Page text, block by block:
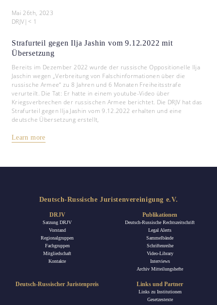
Mai 26th, 2023
DRJV| < 1
Strafurteil gegen Ilja Jashin vom 9.12.2022 mit
Übersetzung
Bereits im Dezember 2022 wurde der russische Oppositionelle Ilja
Jaschin wegen „Verbreitung von Falschinformationen über die
russische Armee“ zu 8 Jahren und 6 Monaten Freiheitsstrafe
verurteilt. Die Tat: Er hatte in einem youtube-Video über
Kriegsverbrechen der russischen Armee berichtet. Die DRJV hat das
Strafurteil gegen Ilja Jashin vom 9.12.2022 erhalten und eine
deutsche Übersetzung erstellt,
Learn more
Deutsch-Russische Juristenvereinigung e.V.
DRJV
Satzung DRJV
Vorstand
Regionalgruppen
Fachgruppen
Mitgliedschaft
Kontakte
Publikationen
Deutsch-Russische Rechtszeitschrift
Legal Alerts
Sammelbände
Schriftenreihe
Video-Library
Interviews
Archiv Mitteilungshefte
Deutsch-Russischer Juristenpreis Links und Partner
Links zu Institutionen
Gesetzestexte